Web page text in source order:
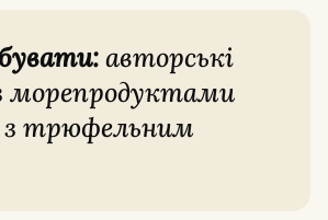
авторські
морепродуктами
з трюфельним